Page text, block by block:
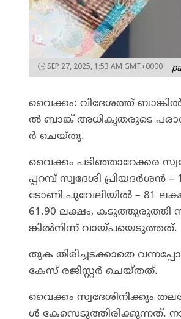
SEP 27, 2025, 1:53 AM GMT+0000
വൈ​ക്കം: വി​ദേ​ശ​ത്ത്
ൽ ബാ​ങ്ക് അ​ധി​കൃ​ത​രു​ടെ
ർ ചെ​യ്തു.
വൈ​ക്കം പ​ടി​ഞ്ഞാ​റേ​ക്ക​ര
പ്പ​റ​മ്പ്​ സ്വ​ദേ​ശി പ്രി​യ​ദ​ർ​ശ​ൻ
ടോ​ണി പു​വേ​ലി​യി​ൽ – 81
61.90 ല​ക്ഷം,
ങ്കി​ൽ​നി​ന്ന്​ വാ​യ്പ​യെ​ടു​ത്ത​ത്.
തു​ക തി​രി​ച്ച​ട​ക്കാ​തെ
കേ​സ് ര​ജി​സ്റ്റ​ർ ചെ​യ്ത​ത്.
വൈ​ക്കം സ്വ​ദേ​ശി​നി​ക്കും
ൾ കേ​സെ​ടു​ത്തി​രി​ക്കു​ന്ന​ത്.